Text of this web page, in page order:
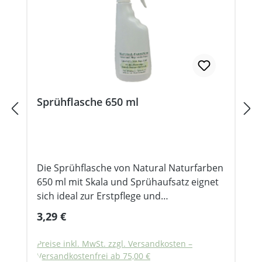
Sprühflasche 650 ml
Die Sprühflasche von Natural Naturfarben
650 ml mit Skala und Sprühaufsatz eignet
sich ideal zur Erstpflege und
Endbehandlung von Fußböden aus Holz,
Kork und Stein. Mit der Natural
Sprühflasche kann zur Erstbehandlung
oder Unterhaltspflege des Fußbodens das
Regulärer Preis:
3,29 €
Preise inkl. MwSt. zzgl. Versandkosten –
Versandkostenfrei ab 75,00 €